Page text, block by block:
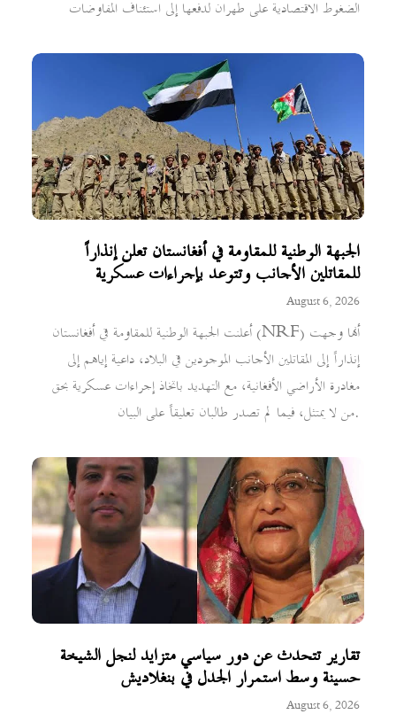
الضغوط الاقتصادية على طهران لدفعها إلى استئناف المفاوضات
الجبهة الوطنية للمقاومة في أفغانستان تعلن إنذاراً
للمقاتلين الأجانب وتتوعد بإجراءات عسكرية
August 6, 2026
أعلنت الجبهة الوطنية للمقاومة في أفغانستان (NRF) أنها وجهت
إنذاراً إلى المقاتلين الأجانب الموجودين في البلاد، داعية إياهم إلى
مغادرة الأراضي الأفغانية، مع التهديد باتخاذ إجراءات عسكرية بحق
من لا يمتثل، فيما لم تصدر طالبان تعليقاً على البيان.
تقارير تتحدث عن دور سياسي متزايد لنجل الشيخة
حسينة وسط استمرار الجدل في بنغلاديش
August 6, 2026